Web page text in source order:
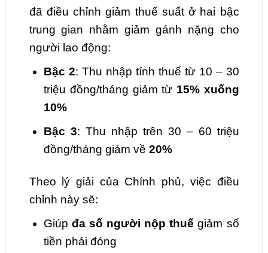
đã điều chỉnh giảm thuế suất ở hai bậc
trung gian nhằm giảm gánh nặng cho
người lao động:
Bậc 2: Thu nhập tính thuế từ 10 – 30
triệu đồng/tháng giảm từ 15% xuống
10%
Bậc 3: Thu nhập trên 30 – 60 triệu
đồng/tháng giảm về20%
Theo lý giải của Chính phủ, việc điều
chỉnh này sẽ:
Giúpđa số người nộp thuế giảm số
tiền phải đóng